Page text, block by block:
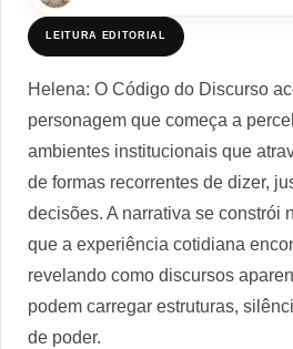
LEITURA EDITORIAL
Helena: O Código do Discurso
personagem que começa a
ambientes institucionais que
de formas recorrentes de dizer,
decisões. A narrativa se constrói
que a experiência cotidiana
revelando como discursos
podem carregar estruturas,
de poder.